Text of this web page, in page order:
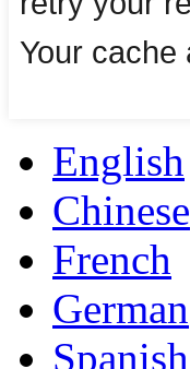
English
Chinese
French
German
Spanish